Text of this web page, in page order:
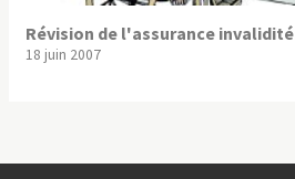
Révision de l'assurance invalidité
18 juin 2007